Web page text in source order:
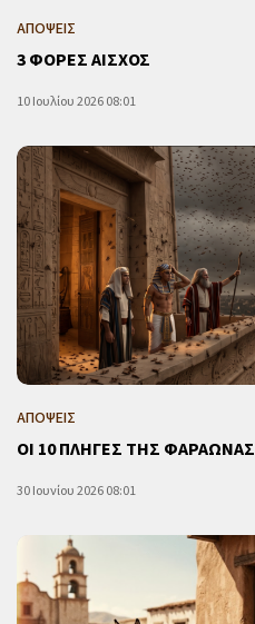
ΑΠΟΨΕΙΣ
3 ΦΟΡΕΣ ΑΙΣΧΟΣ
10 Ιουλίου 2026 08:01
ΑΠΟΨΕΙΣ
ΟΙ 10 ΠΛΗΓΕΣ ΤΗΣ ΦΑΡΑΩΝΑΣ
30 Ιουνίου 2026 08:01